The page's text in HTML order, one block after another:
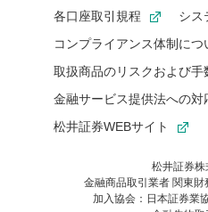
各口座取引規程
シス
コンプライアンス体制につ
取扱商品のリスクおよび手
金融サービス提供法への対
松井証券WEBサイト
松井証券
金融商品取引業者 関東
加入協会：日本証券業
お気に入り機能は松井証券の会員
お気に入り登録いただくと、後か